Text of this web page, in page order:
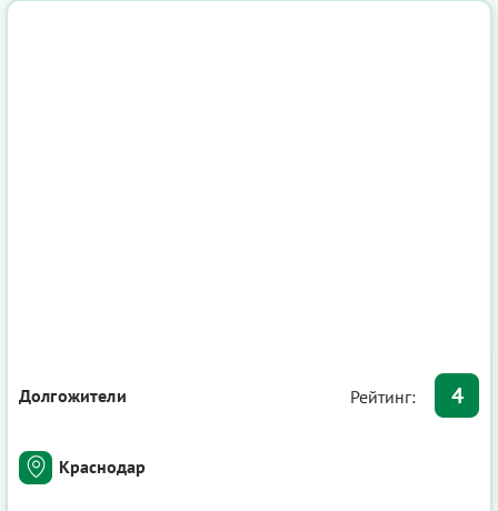
Долгожители Рейтинг: 4
Краснодар